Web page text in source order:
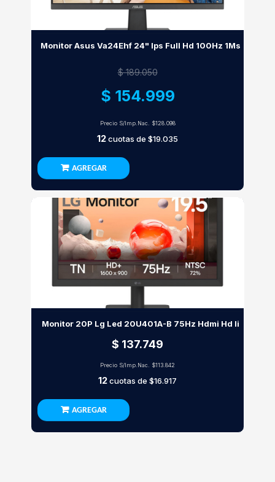
Monitor Asus Va24Ehf 24" Ips Full Hd 100Hz 1Ms
$ 189.050
$ 154.999
Precio S/Imp.Nac. $128.098
12cuotas de $19.035
AGREGAR
Monitor 20P Lg Led 20U401A-B 75Hz Hdmi Hd Ii
$ 137.749
Precio S/Imp.Nac. $113.842
12cuotas de $16.917
AGREGAR